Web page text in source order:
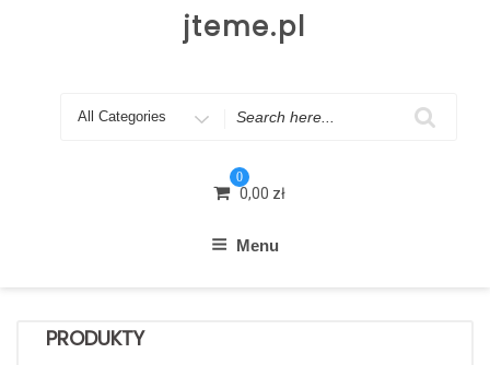
jteme.pl
Search
0
0,00 zł
Menu
PRODUKTY